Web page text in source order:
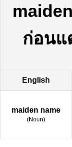
ก่อนแ
English
maiden name
(Noun)